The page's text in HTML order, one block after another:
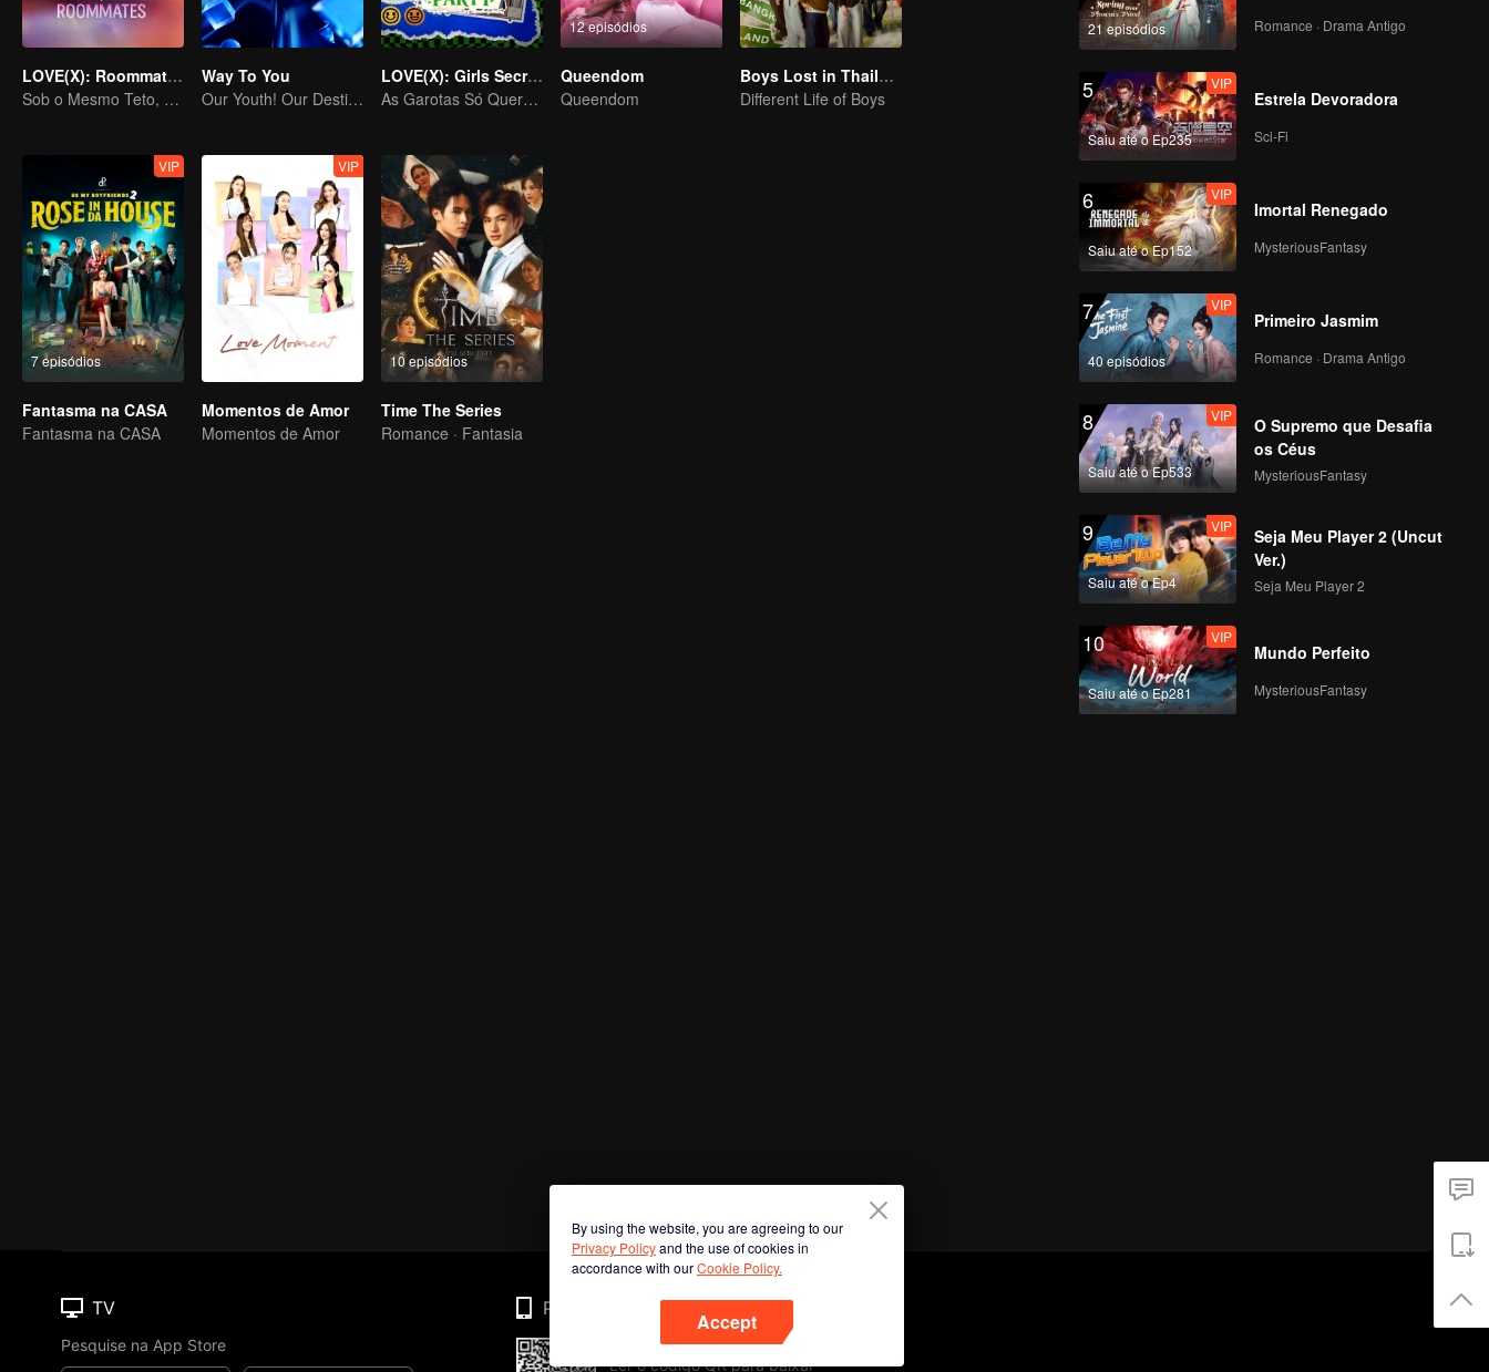
LOVE(X): Roommates
Sob o Mesmo Teto, Corações Desbloqueados! O Especial LOVE(X) de Companheiros de Casa
Way To You
Our Youth! Our Destiny! For Eternity
LOVE(X): Girls Secret Party
As Garotas Só Querem Se Divertir
12 episódios
Queendom
Queendom
Boys Lost in Thailand·Behind the Scene
Different Life of Boys
7 episódios
VIP
Fantasma na CASA
Fantasma na CASA
VIP
Momentos de Amor
Momentos de Amor
10 episódios
Time The Series
Romance · Fantasia
21 episódios Romance · Drama Antigo
5
Saiu até o Ep235
VIP
Estrela Devoradora
Sci-Fi
6
Saiu até o Ep152
VIP
Imortal Renegado
MysteriousFantasy
7
40 episódios
VIP
Primeiro Jasmim
Romance · Drama Antigo
8
Saiu até o Ep533
VIP
O Supremo que Desafia
os Céus
MysteriousFantasy
9
Saiu até o Ep4
VIP
Seja Meu Player 2 (Uncut
Ver.)
Seja Meu Player 2
10
Saiu até o Ep281
VIP
Mundo Perfeito
MysteriousFantasy
By using the website, you are agreeing to our
Privacy Policyand the use of cookies in
accordance with ourCookie Policy.
Accept
TV
Pesquise na App Store
Phone
Ler o código QR para baixar